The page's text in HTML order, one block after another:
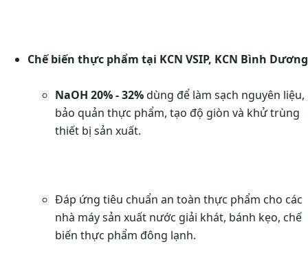
Chế biến thực phẩm tại KCN VSIP, KCN Bình Dương
NaOH 20% - 32%dùng để làm sạch nguyên liệu,
bảo quản thực phẩm, tạo độ giòn và khử trùng
thiết bị sản xuất.
Đáp ứng tiêu chuẩn an toàn thực phẩm cho các
nhà máy sản xuất nước giải khát, bánh kẹo, chế
biến thực phẩm đông lạnh.